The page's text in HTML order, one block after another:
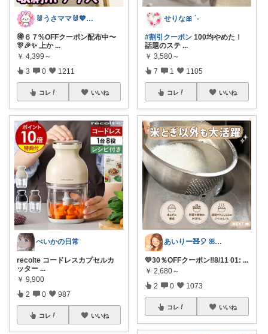
🐰うさママ🐰💖キッズ・ママの日常✨
🉐６７%OFFクーポン配布中〜
🎊🎉✨ 上か ...
￥ 4,399～
3 0 1211
コレ いいね
ぺいかの日常
recolte コードレスカプセルカ
ッター ...
￥ 9,900
2 0 987
コレ いいね
せりな🎀 ´-
#割引クーポン 100均やめた！
話題のステ ...
￥ 3,580～
7 1 1105
コレ いいね
あいりー🧸🎈 ꕤ毎日を快適にꕤ
💛30％OFFクーポン‼️8/11 01: ...
￥ 2,680～
2 0 1073
コレ いいね